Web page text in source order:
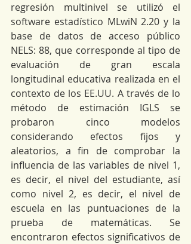
regresión multinivel se utilizó el
software estadístico MLwiN 2.20 y la
base de datos de acceso público
NELS: 88, que corresponde al tipo de
evaluación de gran escala
longitudinal educativa realizada en el
contexto de los EE.UU. A través de lo
método de estimación IGLS se
probaron cinco modelos
considerando efectos fijos y
aleatorios, a fin de comprobar la
influencia de las variables de nivel 1,
es decir, el nivel del estudiante, así
como nivel 2, es decir, el nivel de
escuela en las puntuaciones de la
prueba de matemáticas. Se
encontraron efectos significativos de